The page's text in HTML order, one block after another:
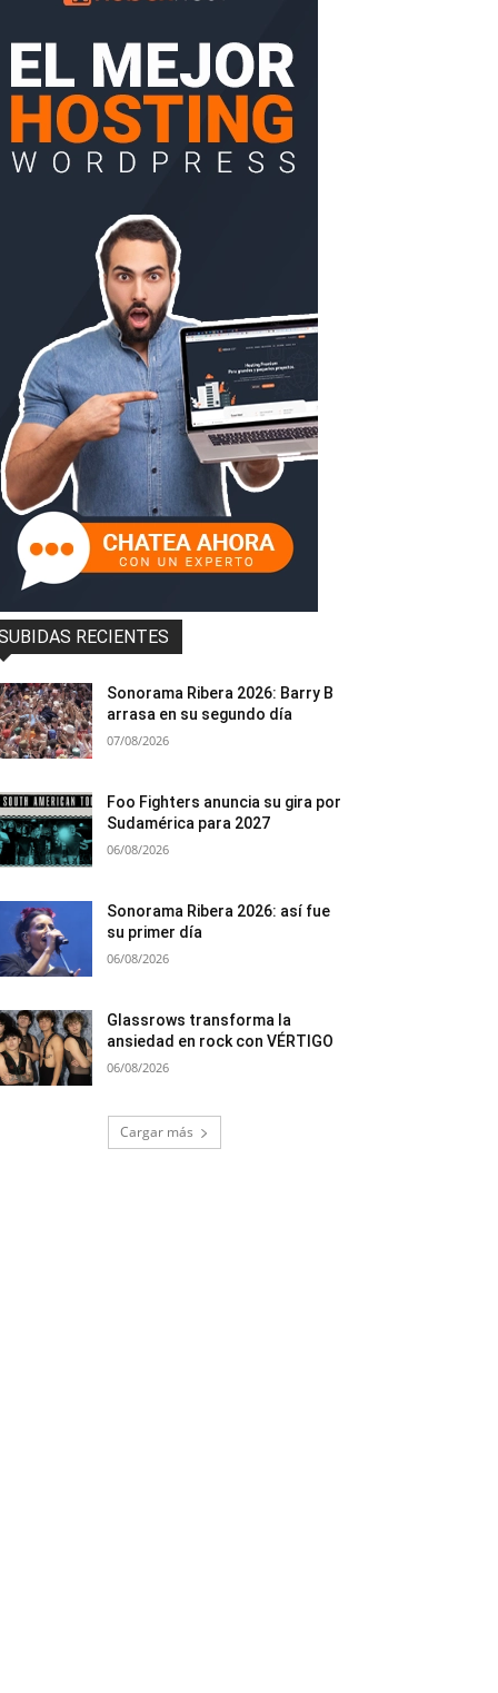
RECIENTES
Sonorama Ribera 2026: Barry B
arrasa en su segundo día
07/08/2026
Foo Fighters anuncia su gira por
Sudamérica para 2027
06/08/2026
Sonorama Ribera 2026: así fue
su primer día
06/08/2026
Glassrows transforma la
ansiedad en rock con VÉRTIGO
06/08/2026
Cargar más